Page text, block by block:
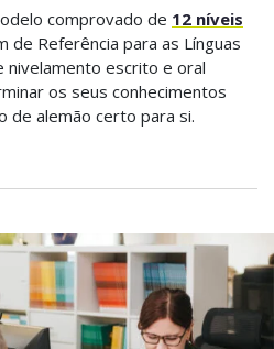
comprovado de 12 níveis
de Referência para as Línguas
nivelamento escrito e oral
os seus conhecimentos
de alemão certo para si.